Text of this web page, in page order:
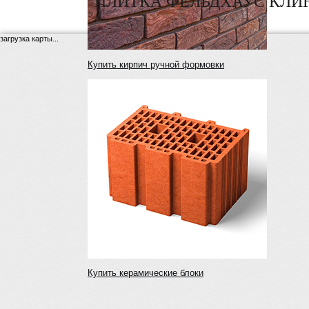
Купить кирпич ручной формовки
Купить керамические блоки
загрузка карты...